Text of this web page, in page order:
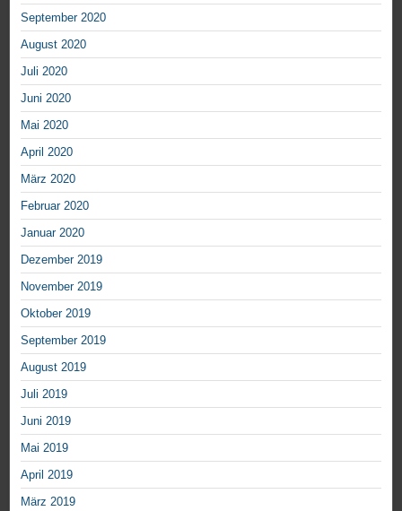
September 2020
August 2020
Juli 2020
Juni 2020
Mai 2020
April 2020
März 2020
Februar 2020
Januar 2020
Dezember 2019
November 2019
Oktober 2019
September 2019
August 2019
Juli 2019
Juni 2019
Mai 2019
April 2019
März 2019